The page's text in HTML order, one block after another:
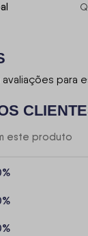
avaliações para
este produto